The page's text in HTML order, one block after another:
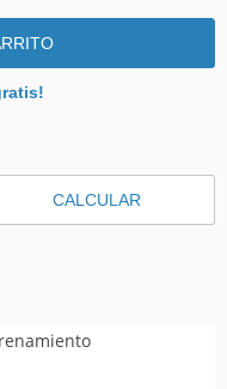
CALCULAR